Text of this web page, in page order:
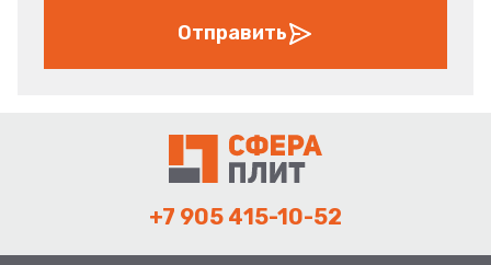
Отправить
+7 905 415-10-52